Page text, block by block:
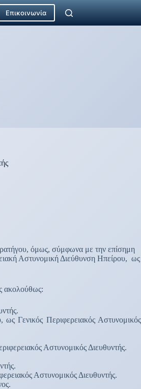
Επικοινωνία
όμως, σύμφωνα με την επίσημη
Αστυνομική Διεύθυνση Ηπείρου, ως
ακολούθως:
Γενικός Περιφερειακός Αστυνομικός
Αστυνομικός Διευθυντής.
Αστυνομικός Διευθυντής.